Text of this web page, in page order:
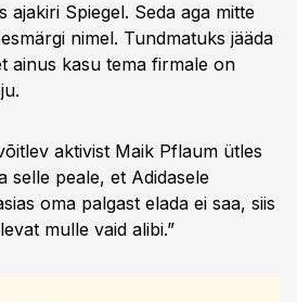
ajakiri Spiegel. Seda aga mitte
nimel. Tundmatuks jääda
ainus kasu tema firmale on
aktivist Maik Pflaum ütles
selle peale, et Adidasele
oma palgast elada ei saa, siis
mulle vaid alibi.”